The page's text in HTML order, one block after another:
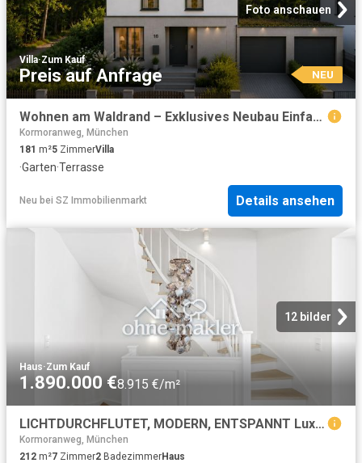
Foto anschauen
Villa·Zum Kauf
Preis auf Anfrage NEU
Wohnen am Waldrand – Exklusives Neubau Einfamilienhaus in Münchens begehrtester Naturlage
Kormoranweg, München
181 m²5 ZimmerVilla
·Garten·Terrasse
Neu bei SZ Immobilienmarkt Details ansehen
12 bilder
Haus·Zum Kauf
1.890.000 €8.915 €/m²
LICHTDURCHFLUTET, MODERN, ENTSPANNT Luxuriöse Doppelhaushälfte Energieeffizienz A
Kormoranweg, München
212 m²7 Zimmer2 BadezimmerHaus